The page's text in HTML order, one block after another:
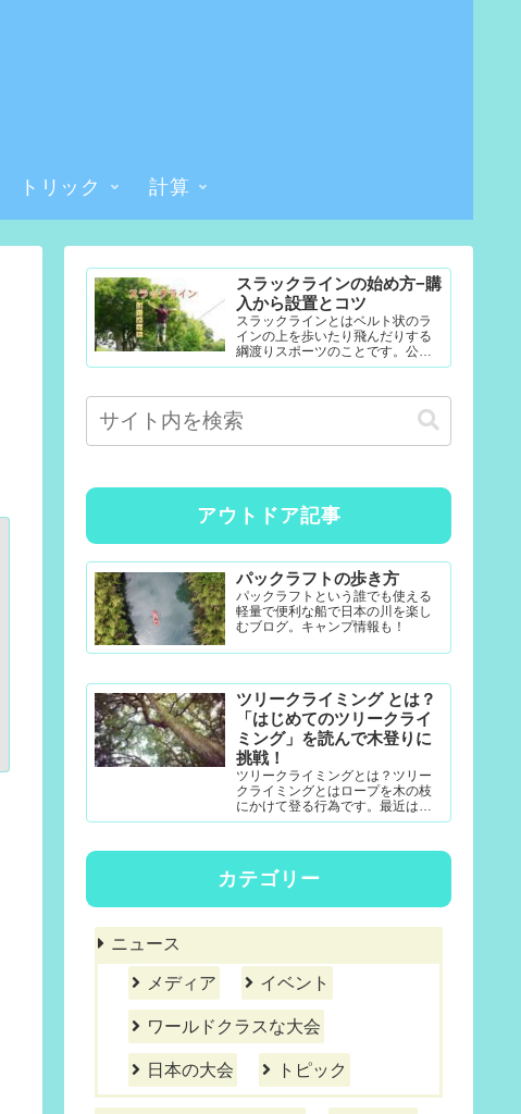
トリック 計算
スラックラインの始め方−購
入から設置とコツ
スラックラインとはベルト状のラ
インの上を歩いたり飛んだりする
綱渡りスポーツのことです。公園
やテレビなどで見たことある人も
が簡単なので幼児から大人まで楽...
アウトドア記事
パックラフトの歩き方
パックラフトという誰でも使える
軽量で便利な船で日本の川を楽し
むブログ。キャンプ情報も！
ツリークライミング とは？
「はじめてのツリークライ
ミング」を読んで木登りに
挑戦！
ツリークライミングとは？ツリー
クライミングとはロープを木の枝
にかけて登る行為です。最近は公
園アクティビティとしても一定の
ロープテクニック(MRS-ム...
カテゴリー
ニュース
メディア イベント
ワールドクラスな大会
日本の大会 トピック